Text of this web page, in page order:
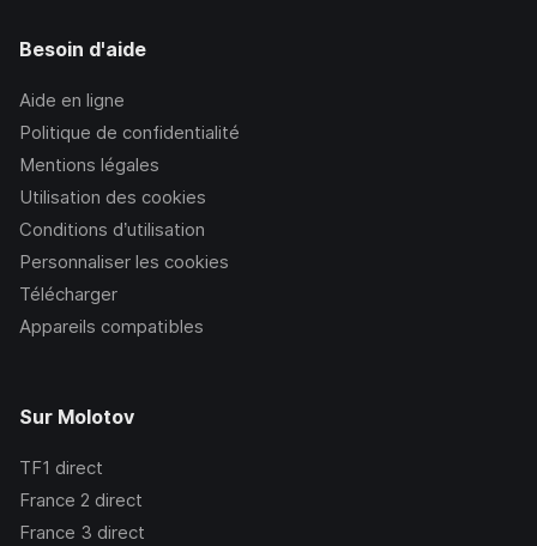
Besoin d'aide
Aide en ligne
Politique de confidentialité
Mentions légales
Utilisation des cookies
Conditions d’utilisation
Personnaliser les cookies
Télécharger
Appareils compatibles
Sur Molotov
TF1 direct
France 2 direct
France 3 direct